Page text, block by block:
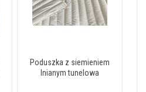
Poduszka z siemieniem
lnianym tunelowa